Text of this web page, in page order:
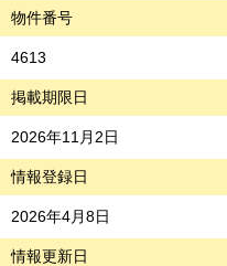
物件番号
4613
掲載期限日
2026年11月2日
情報登録日
2026年4月8日
情報更新日